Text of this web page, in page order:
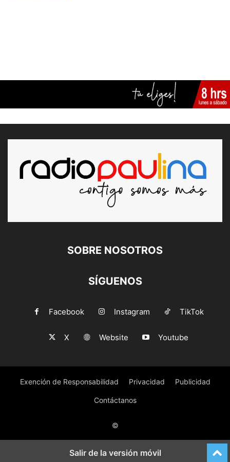
SOBRE NOSOTROS
SÍGUENOS
Facebook Instagram TikTok
X Website Youtube
Exención de Responsabilidad Privacidad Publicidad
Contáctanos
©
Salir de la versión móvil